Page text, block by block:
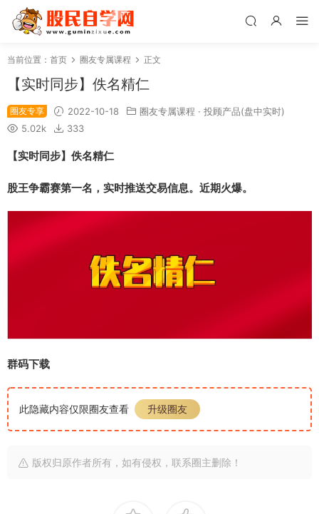
当前位置： 首页 圈友专属课程 正文
【实时同步】佚名精仁
圈友专享 2022-10-18 圈友专属课程 · 投顾产品(盘中实时)
5.02k
333
【实时同步】佚名精仁
股王争霸赛第一名，实时推送交易信息。近期火爆。
群码下载
此隐藏内容仅限圈友查看 升级圈友
版权归原作者所有，如有侵权，联系圈主删除！